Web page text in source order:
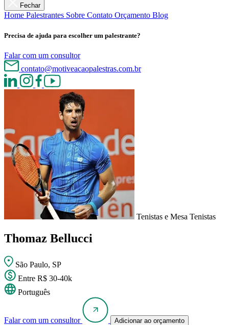
Fechar
Home Palestrantes Sobre Contato Orçamento Blog
Precisa de ajuda para escolher um palestrante?
Falar com um consultor
contato@motiveacaopalestras.com.br
Tenistas e Mesa Tenistas
Thomaz Bellucci
São Paulo, SP
Entre R$ 30-40k
Português
Falar com um consultor Adicionar ao orçamento